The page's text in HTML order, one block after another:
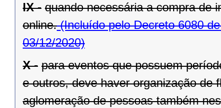
IX - quando necessária a compra de
online.(Incluído pelo Decreto 6080
03/12/2020)
X - para eventos que possuem
e outros, deve haver organização de
aglomeração de pessoas também